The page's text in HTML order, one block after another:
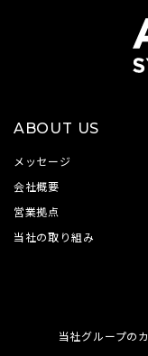
ABOUT US
メッセージ
会社概要
営業拠点
当社の取り組み
当社グループの